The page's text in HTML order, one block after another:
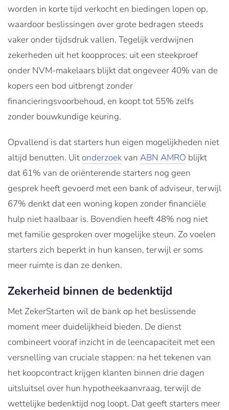
worden in korte tijd verkocht en biedingen lopen op,
waardoor beslissingen over grote bedragen steeds
vaker onder tijdsdruk vallen. Tegelijk verdwijnen
zekerheden uit het koopproces: uit een steekproef
onder NVM-makelaars blijkt dat ongeveer 40% van de
kopers een bod uitbrengt zonder
financieringsvoorbehoud, en koopt tot 55% zelfs
zonder bouwkundige keuring.
Opvallend is dat starters hun eigen mogelijkheden niet
altijd benutten. Uitonderzoekvan ABN AMRO blijkt
dat 61% van de oriënterende starters nog geen
gesprek heeft gevoerd met een bank of adviseur, terwijl
67% denkt dat een woning kopen zonder financiële
hulp niet haalbaar is. Bovendien heeft 48% nog niet
met familie gesproken over mogelijke steun. Zo voelen
starters zich beperkt in hun kansen, terwijl er soms
meer ruimte is dan ze denken.
Zekerheid binnen de bedenktijd
Met ZekerStarten wil de bank op het beslissende
moment meer duidelijkheid bieden. De dienst
combineert vooraf inzicht in de leencapaciteit met een
versnelling van cruciale stappen: na het tekenen van
het koopcontract krijgen klanten binnen drie dagen
uitsluitsel over hun hypotheekaanvraag, terwijl de
wettelijke bedenktijd nog loopt. Dat geeft starters meer